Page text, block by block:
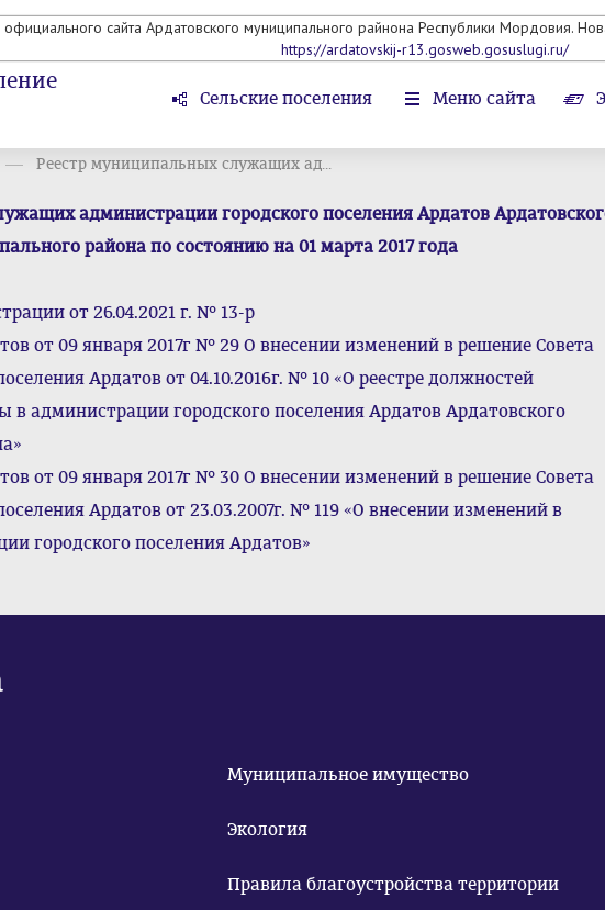
сайта Ардатовского муниципального райнона Республики Мордовия.
https://ardatovskij-r13.gosweb.gosuslugi.ru/
Сельские поселения Меню сайта
Реестр муниципальных служащих ад...
администрации городского поселения Ардатов
района по состоянию на 01 марта 2017 года
от 26.04.2021 г. № 13-р
от 09 января 2017г № 29 О внесении изменений в решение Совета
Ардатов от 04.10.2016г. № 10 «О реестре должностей
администрации городского поселения Ардатов Ардатовского
от 09 января 2017г № 30 О внесении изменений в решение Совета
Ардатов от 23.03.2007г. № 119 «О внесении изменений в
городского поселения Ардатов»
Муниципальное имущество
Экология
Правила благоустройства территории